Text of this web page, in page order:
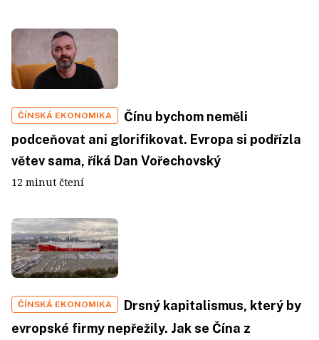
ČÍNSKÁ EKONOMIKA
Čínu bychom neměli
podceňovat ani glorifikovat. Evropa si podřízla
větev sama, říká Dan Vořechovský
12 minut čtení
ČÍNSKÁ EKONOMIKA
Drsný kapitalismus, který by
evropské firmy nepřežily. Jak se Čína z